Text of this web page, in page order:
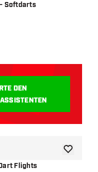
Softdarts
öffnen
Flights
Zur
DEN